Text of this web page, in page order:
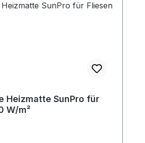
Heizmatte SunPro für
W/m²